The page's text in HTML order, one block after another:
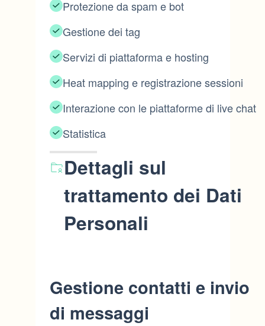
Protezione da spam e bot
Gestione dei tag
Servizi di piattaforma e hosting
Heat mapping e registrazione sessioni
Interazione con le piattaforme di live chat
Statistica
Dettagli sul
trattamento dei Dati
Personali
Gestione contatti e invio
di messaggi